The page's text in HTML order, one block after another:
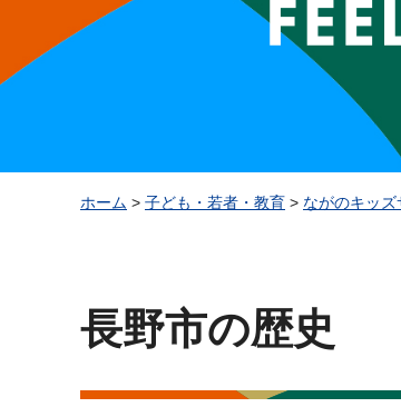
ホーム > 子ども・若者・教育 > ながのキッズ
長野市の歴史